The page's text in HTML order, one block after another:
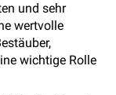
und sehr
wertvolle
wichtige Rolle